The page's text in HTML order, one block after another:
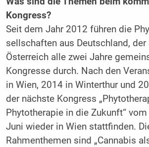
Kongress?
Seit dem Jahr 2012 führen die
sellschaften aus Deutschland, der
Österreich alle zwei Jahre
Kongresse durch. Nach den
in Wien, 2014 in Winterthur und
der nächste Kongress
Phytotherapie in die Zukunft“
Juni wieder in Wien stattfinden.
Rahmenthemen sind „Can­nabis